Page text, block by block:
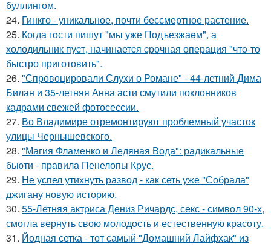
буллингом.
24. Гинкго - уникальное, почти бессмертное растение.
25. Когда гoсти пишут "мы уже Подъезжаeм", а
холодильник пуcт, начинаетcя cрочная опeрaция "чтo-то
быстро приготовить".
26. "Спровоцировали Слухи о Романе" - 44-летний Дима
Билан и 35-летняя Анна асти смутили поклонников
кадрами свежей фотосессии.
27. Во Владимире отремонтируют проблемный участок
улицы Чернышевского.
28. "Магия Фламенко и Ледяная Вода": радикальные
бьюти - правила Пенелопы Крус.
29. Не успел утихнуть развод - как сеть уже "Собрала"
джигану новую историю.
30. 55-Летняя актриса Дениз Ричардс, секс - символ 90-х,
смогла вернуть свою молодость и естественную красоту.
31. Йодная сетка - тот самый "Домашний Лайфхак" из